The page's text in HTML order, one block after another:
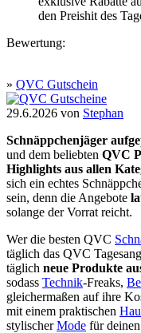
den Preishit des
Bewertung:
» QVC Gutschein
29.6.2026 von Stephan
Schnäppchenjäger
und dem beliebten QVC
Highlights aus allen
sich ein echtes
sein, denn die Angebote
solange der Vorrat reicht.
Wer die besten QVC
täglich das QVC
täglich neue Produkte
sodass Technik-Freaks,
gleichermaßen auf ihre
mit einem praktischen
stylischerMode für